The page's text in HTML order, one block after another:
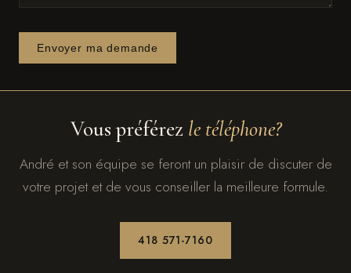
Envoyer ma demande
Vous préférez le téléphone?
André et son équipe se feront un plaisir de discuter de
votre projet et de vous conseiller la meilleure formule.
418 571-7160